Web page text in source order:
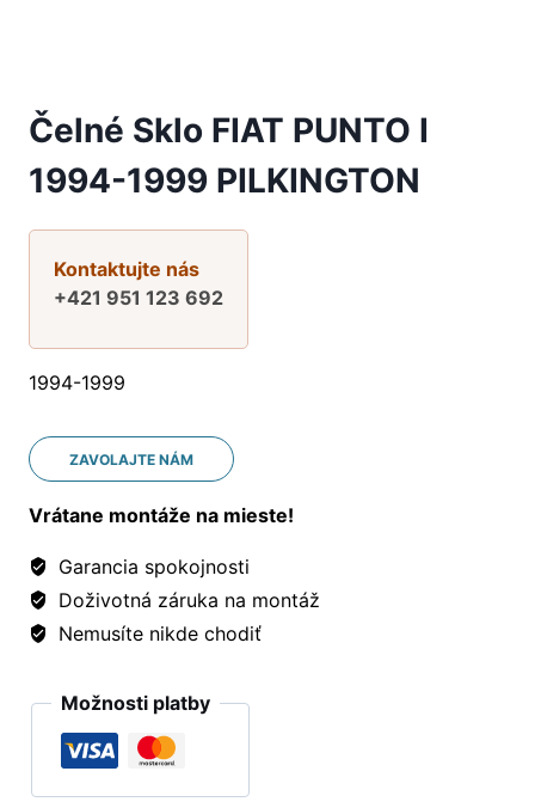
Čelné Sklo FIAT PUNTO I
1994-1999 PILKINGTON
Kontaktujte nás
+421 951 123 692
1994-1999
ZAVOLAJTE NÁM
Vrátane montáže na mieste!
Garancia spokojnosti
Doživotná záruka na montáž
Nemusíte nikde chodiť
Možnosti platby